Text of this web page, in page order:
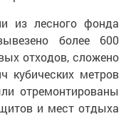
из лесного фонда
более 600
отходов, сложено
кубических метров
отремонтированы
и мест отдыха